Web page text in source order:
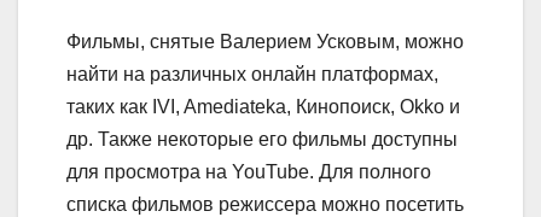
Фильмы, снятые Валерием Усковым, можно
найти на различных онлайн платформах,
таких как IVI, Amediateka, Кинопоиск, Okko и
др. Также некоторые его фильмы доступны
для просмотра на YouTube. Для полного
списка фильмов режиссера можно посетить